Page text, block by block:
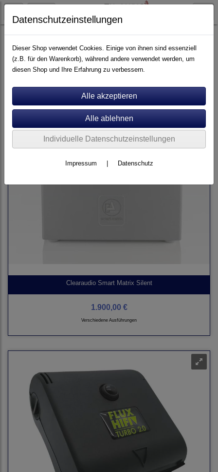
Schallplattenwaschmaschinen
Sortierung wählen
Clearaudio Smart Matrix Silent
1.900,00 €
Verschiedene Ausführungen
Datenschutzeinstellungen
Dieser Shop verwendet Cookies. Einige von ihnen sind essenziell
(z.B. für den Warenkorb), während andere verwendet werden, um
diesen Shop und Ihre Erfahrung zu verbessern.
Individuelle Datenschutzeinstellungen
Impressum Datenschutz